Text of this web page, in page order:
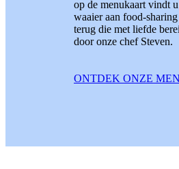
op de menukaart vindt
waaier aan food-
terug die met liefde
door onze chef Steven.
ONTDEK ONZE